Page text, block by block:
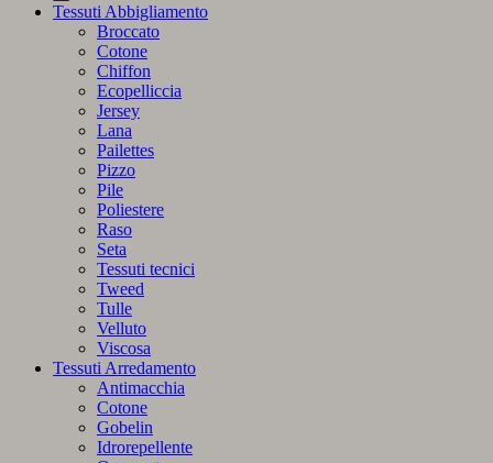
Tessuti Abbigliamento
Broccato
Cotone
Chiffon
Ecopelliccia
Jersey
Lana
Pailettes
Pizzo
Pile
Poliestere
Raso
Seta
Tessuti tecnici
Tweed
Tulle
Velluto
Viscosa
Tessuti Arredamento
Antimacchia
Cotone
Gobelin
Idrorepellente